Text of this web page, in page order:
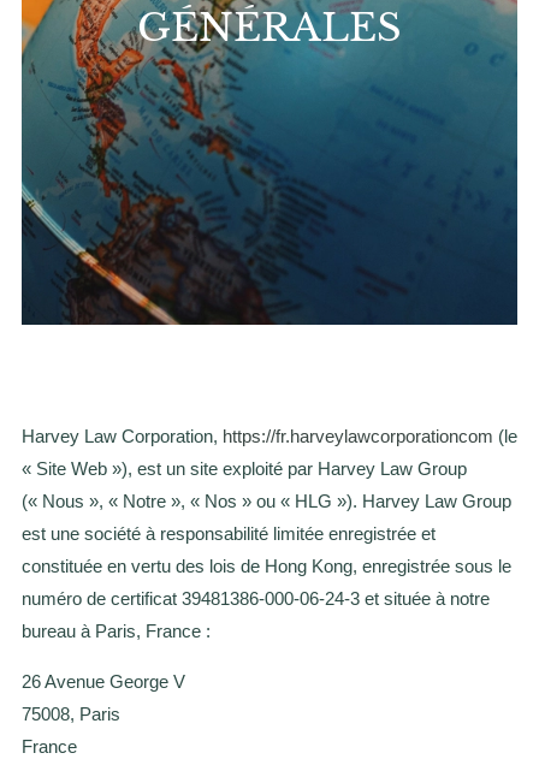
GÉNÉRALES
Harvey Law Corporation, https://fr.harveylawcorporationcom (le
« Site Web »), est un site exploité par Harvey Law Group
(« Nous », « Notre », « Nos » ou « HLG »). Harvey Law Group
est une société à responsabilité limitée enregistrée et
constituée en vertu des lois de Hong Kong, enregistrée sous le
numéro de certificat 39481386-000-06-24-3 et située à notre
bureau à Paris, France :
26 Avenue George V
75008, Paris
France